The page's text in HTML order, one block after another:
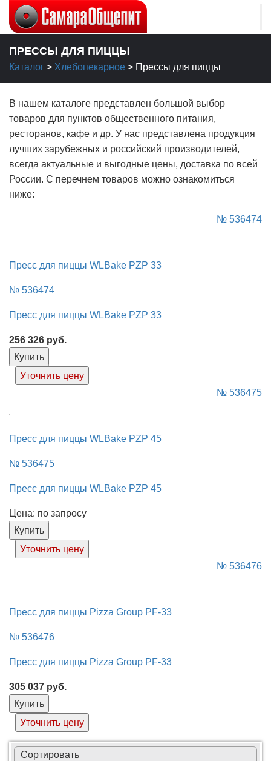
ПРЕССЫ ДЛЯ ПИЦЦЫ
Каталог > Хлебопекарное > Прессы для пиццы
В нашем каталоге представлен большой выбор
товаров для пунктов общественного питания,
ресторанов, кафе и др. У нас представлена продукция
лучших зарубежных и российский производителей,
всегда актуальные и выгодные цены, доставка по всей
России. С перечнем товаров можно ознакомиться
ниже:
№ 536474
Пресс для пиццы WLBake PZP 33
№ 536474
Пресс для пиццы WLBake PZP 33
256 326 руб.
Купить
Уточнить цену
№ 536475
Пресс для пиццы WLBake PZP 45
№ 536475
Пресс для пиццы WLBake PZP 45
Цена: по запросу
Купить
Уточнить цену
№ 536476
Пресс для пиццы Pizza Group PF-33
№ 536476
Пресс для пиццы Pizza Group PF-33
305 037 руб.
Купить
Уточнить цену
Сортировать